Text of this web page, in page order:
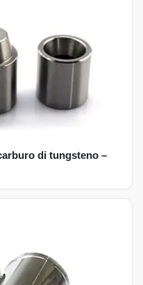
di tungsteno –